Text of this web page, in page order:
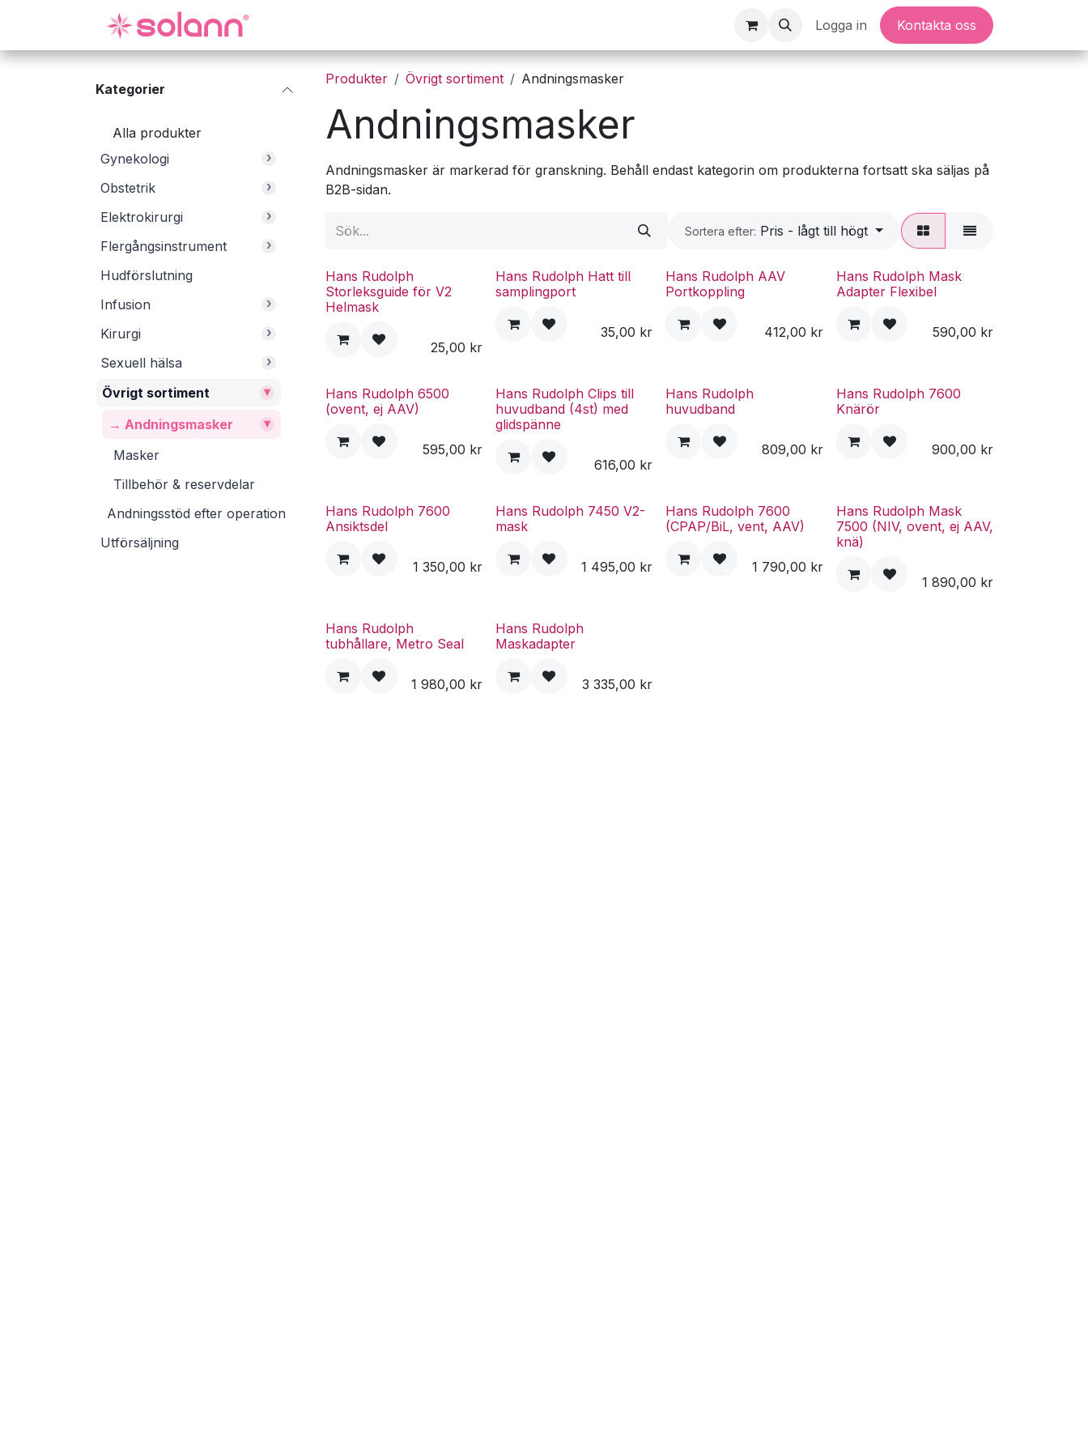
Logga in Kontakta oss
Kategorier
Alla produkter
Gynekologi
›
Obstetrik ›
Elektrokirurgi ›
Flergångsinstrument ›
Hudförslutning
Infusion
›
Kirurgi ›
Sexuell hälsa ›
Övrigt sortiment ▾
→ Andningsmasker ▾
Masker
Tillbehör & reservdelar
Andningsstöd efter operation
Utförsäljning
Produkter Övrigt sortiment Andningsmasker
Andningsmasker
Andningsmasker är markerad för granskning. Behåll endast kategorin om produkterna fortsatt ska säljas på
B2B-sidan.
Sortera efter: Pris - lågt till högt
Hans Rudolph
Storleksguide för V2
Helmask
25,00 kr
Hans Rudolph Hatt till
samplingport
35,00 kr
Hans Rudolph AAV
Portkoppling
412,00 kr
Hans Rudolph Mask
Adapter Flexibel
590,00 kr
Hans Rudolph 6500
(ovent, ej AAV)
595,00 kr
Hans Rudolph Clips till
huvudband (4st) med
glidspänne
616,00 kr
Hans Rudolph
huvudband
809,00 kr
Hans Rudolph 7600
Knärör
900,00 kr
Hans Rudolph 7600
Ansiktsdel
1 350,00 kr
Hans Rudolph 7450 V2-
mask
1 495,00 kr
Hans Rudolph 7600
(CPAP/BiL, vent, AAV)
1 790,00 kr
Hans Rudolph Mask
7500 (NIV, ovent, ej AAV,
knä)
1 890,00 kr
Hans Rudolph
tubhållare, Metro Seal
1 980,00 kr
Hans Rudolph
Maskadapter
3 335,00 kr